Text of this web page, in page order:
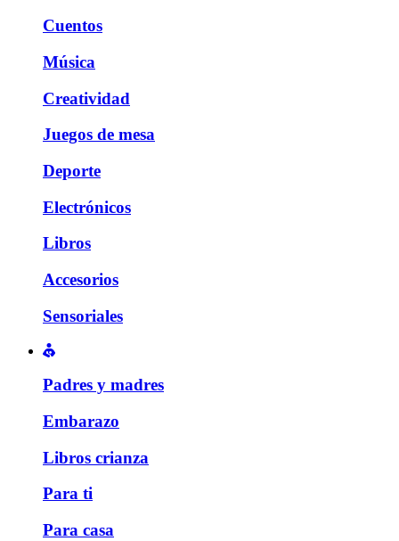
Cuentos
Música
Creatividad
Juegos de mesa
Deporte
Electrónicos
Libros
Accesorios
Sensoriales
Padres y madres
Embarazo
Libros crianza
Para ti
Para casa